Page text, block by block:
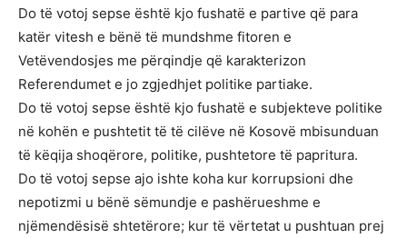
Do të votoj sepse është kjo fushatë e partive që para
katër vitesh e bënë të mundshme fitoren e
Vetëvendosjes me përqindje që karakterizon
Referendumet e jo zgjedhjet politike partiake.
Do të votoj sepse është kjo fushatë e subjekteve politike
në kohën e pushtetit të të cilëve në Kosovë mbisunduan
të këqija shoqërore, politike, pushtetore të papritura.
Do të votoj sepse ajo ishte koha kur korrupsioni dhe
nepotizmi u bënë sëmundje e pashërueshme e
njëmendësisë shtetërore; kur të vërtetat u pushtuan prej